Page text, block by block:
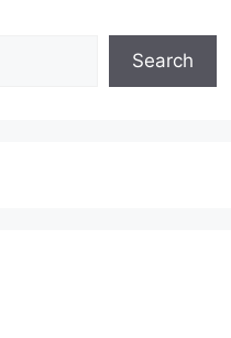
Search